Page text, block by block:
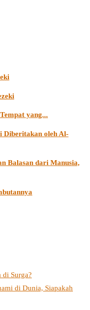
yang...
Diberitakan oleh Al-
Balasan dari Manusia,
di Surga?
di Dunia, Siapakah